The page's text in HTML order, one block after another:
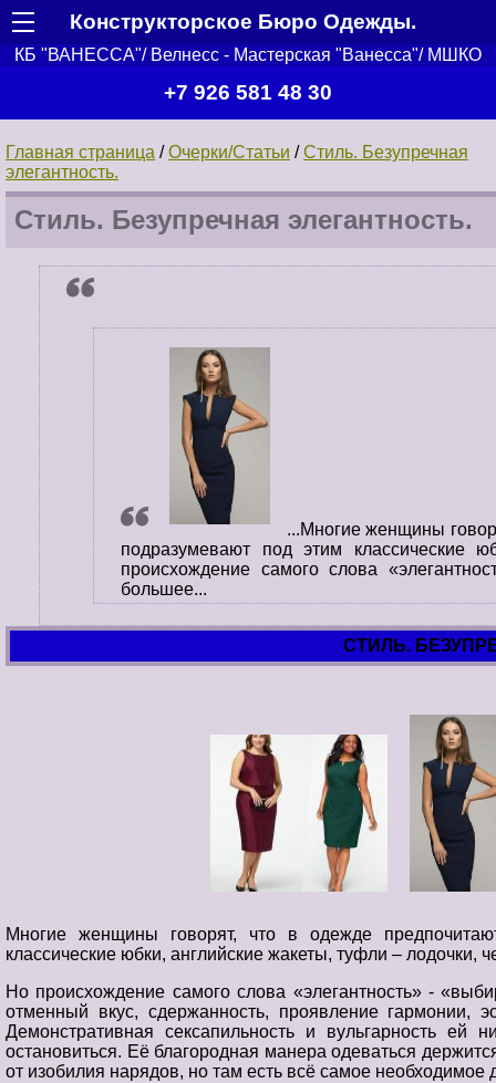
Конструкторское Бюро Одежды.
КБ "ВАНЕССА"/ Велнесс - Мастерская "Ванесса"/ МШКО
+7 926 581 48 30
Главная страница /Очерки/Статьи /Стиль. Безупречная
элегантность.
Стиль. Безупречная элегантность.
...Многие женщины
подразумевают под этим классические
происхождение самого слова
большее...
СТИЛЬ.
Многие женщины говорят, что в одежде
классические юбки, английские жакеты, туфли – лодочки,
Но происхождение самого слова «элегантность» -
отменный вкус, сдержанность, проявление гармонии,
Демонстративная сексапильность и вульгарность
остановиться. Её благородная манера одеваться
от изобилия нарядов, но там есть всё самое